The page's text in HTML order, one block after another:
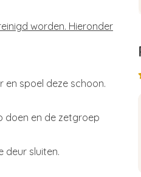
worden. Hieronder
en spoel deze schoon.
doen en de zetgroep
deur sluiten.